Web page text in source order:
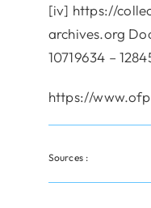
[iv] https://
archives.org
10719634 –
https://
Sources :